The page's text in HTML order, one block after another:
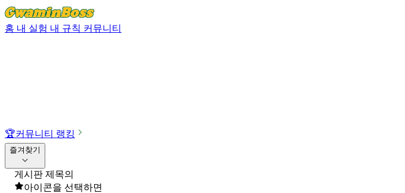
홈 내 실험 내 규칙 커뮤니티
🏆커뮤니티 랭킹
즐겨찾기
게시판 제목의
아이콘을 선택하면